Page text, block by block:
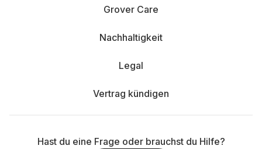
Grover Care
Nachhaltigkeit
Legal
Vertrag kündigen
Hast du eine Frage oder brauchst du Hilfe?